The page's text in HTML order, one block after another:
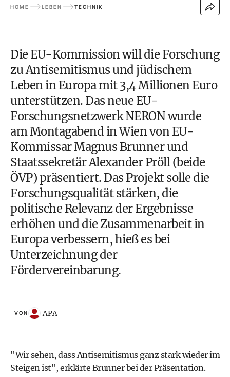
HOME LEBEN TECHNIK
Die EU-Kommission will die Forschung
zu Antisemitismus und jüdischem
Leben in Europa mit 3,4 Millionen Euro
unterstützen. Das neue EU-
Forschungsnetzwerk NERON wurde
am Montagabend in Wien von EU-
Kommissar Magnus Brunner und
Staatssekretär Alexander Pröll (beide
ÖVP) präsentiert. Das Projekt solle die
Forschungsqualität stärken, die
politische Relevanz der Ergebnisse
erhöhen und die Zusammenarbeit in
Europa verbessern, hieß es bei
Unterzeichnung der
Fördervereinbarung.
VON APA
"Wir sehen, dass Antisemitismus ganz stark wieder im
Steigen ist", erklärte Brunner bei der Präsentation.